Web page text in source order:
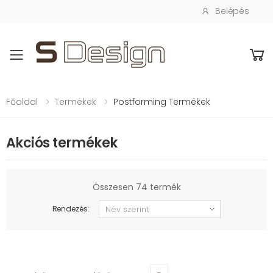
Belépés
Toggle mobile menu
Főoldal Termékek Postforming Termékek
Akciós termékek
Összesen 74 termék
Rendezés: